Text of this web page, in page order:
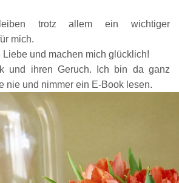
trotz allem ein wichtiger
mich.
Liebe und machen mich glücklich!
und ihren Geruch. Ich bin da ganz
nie und nimmer ein E-Book lesen.